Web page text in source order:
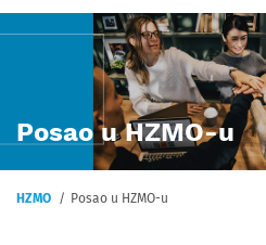
Posao u HZMO-u
HZMO Posao u HZMO-u